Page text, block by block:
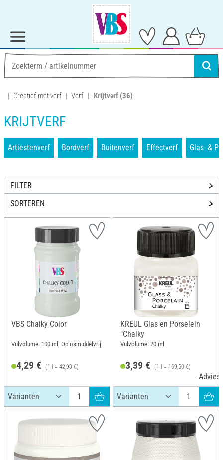
Creatief met verf Verf Krijtverf (36)
KRIJTVERF
Artiestenverf Bordverf Buitenverf Effectverf Glas- &
FILTER
SORTEREN
VBS Chalky Color
Vulvolume: 100 ml; Oplosmiddelvrij
4,29 € (1 l = 42,90 €)
KREUL Glas en Porselein
"Chalky
Vulvolume: 20 ml
3,39 € (1 l = 169,50 €)